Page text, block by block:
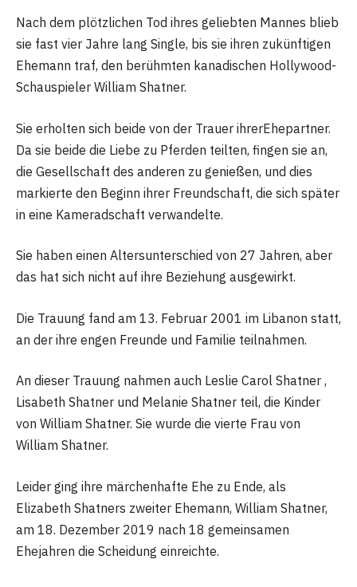
Nach dem plötzlichen Tod ihres geliebten Mannes blieb
sie fast vier Jahre lang Single, bis sie ihren zukünftigen
Ehemann traf, den berühmten kanadischen Hollywood-
Schauspieler William Shatner.
Sie erholten sich beide von der Trauer ihrerEhepartner.
Da sie beide die Liebe zu Pferden teilten, fingen sie an,
die Gesellschaft des anderen zu genießen, und dies
markierte den Beginn ihrer Freundschaft, die sich später
in eine Kameradschaft verwandelte.
Sie haben einen Altersunterschied von 27 Jahren, aber
das hat sich nicht auf ihre Beziehung ausgewirkt.
Die Trauung fand am 13. Februar 2001 im Libanon statt,
an der ihre engen Freunde und Familie teilnahmen.
An dieser Trauung nahmen auch Leslie Carol Shatner ,
Lisabeth Shatner und Melanie Shatner teil, die Kinder
von William Shatner. Sie wurde die vierte Frau von
William Shatner.
Leider ging ihre märchenhafte Ehe zu Ende, als
Elizabeth Shatners zweiter Ehemann, William Shatner,
am 18. Dezember 2019 nach 18 gemeinsamen
Ehejahren die Scheidung einreichte.